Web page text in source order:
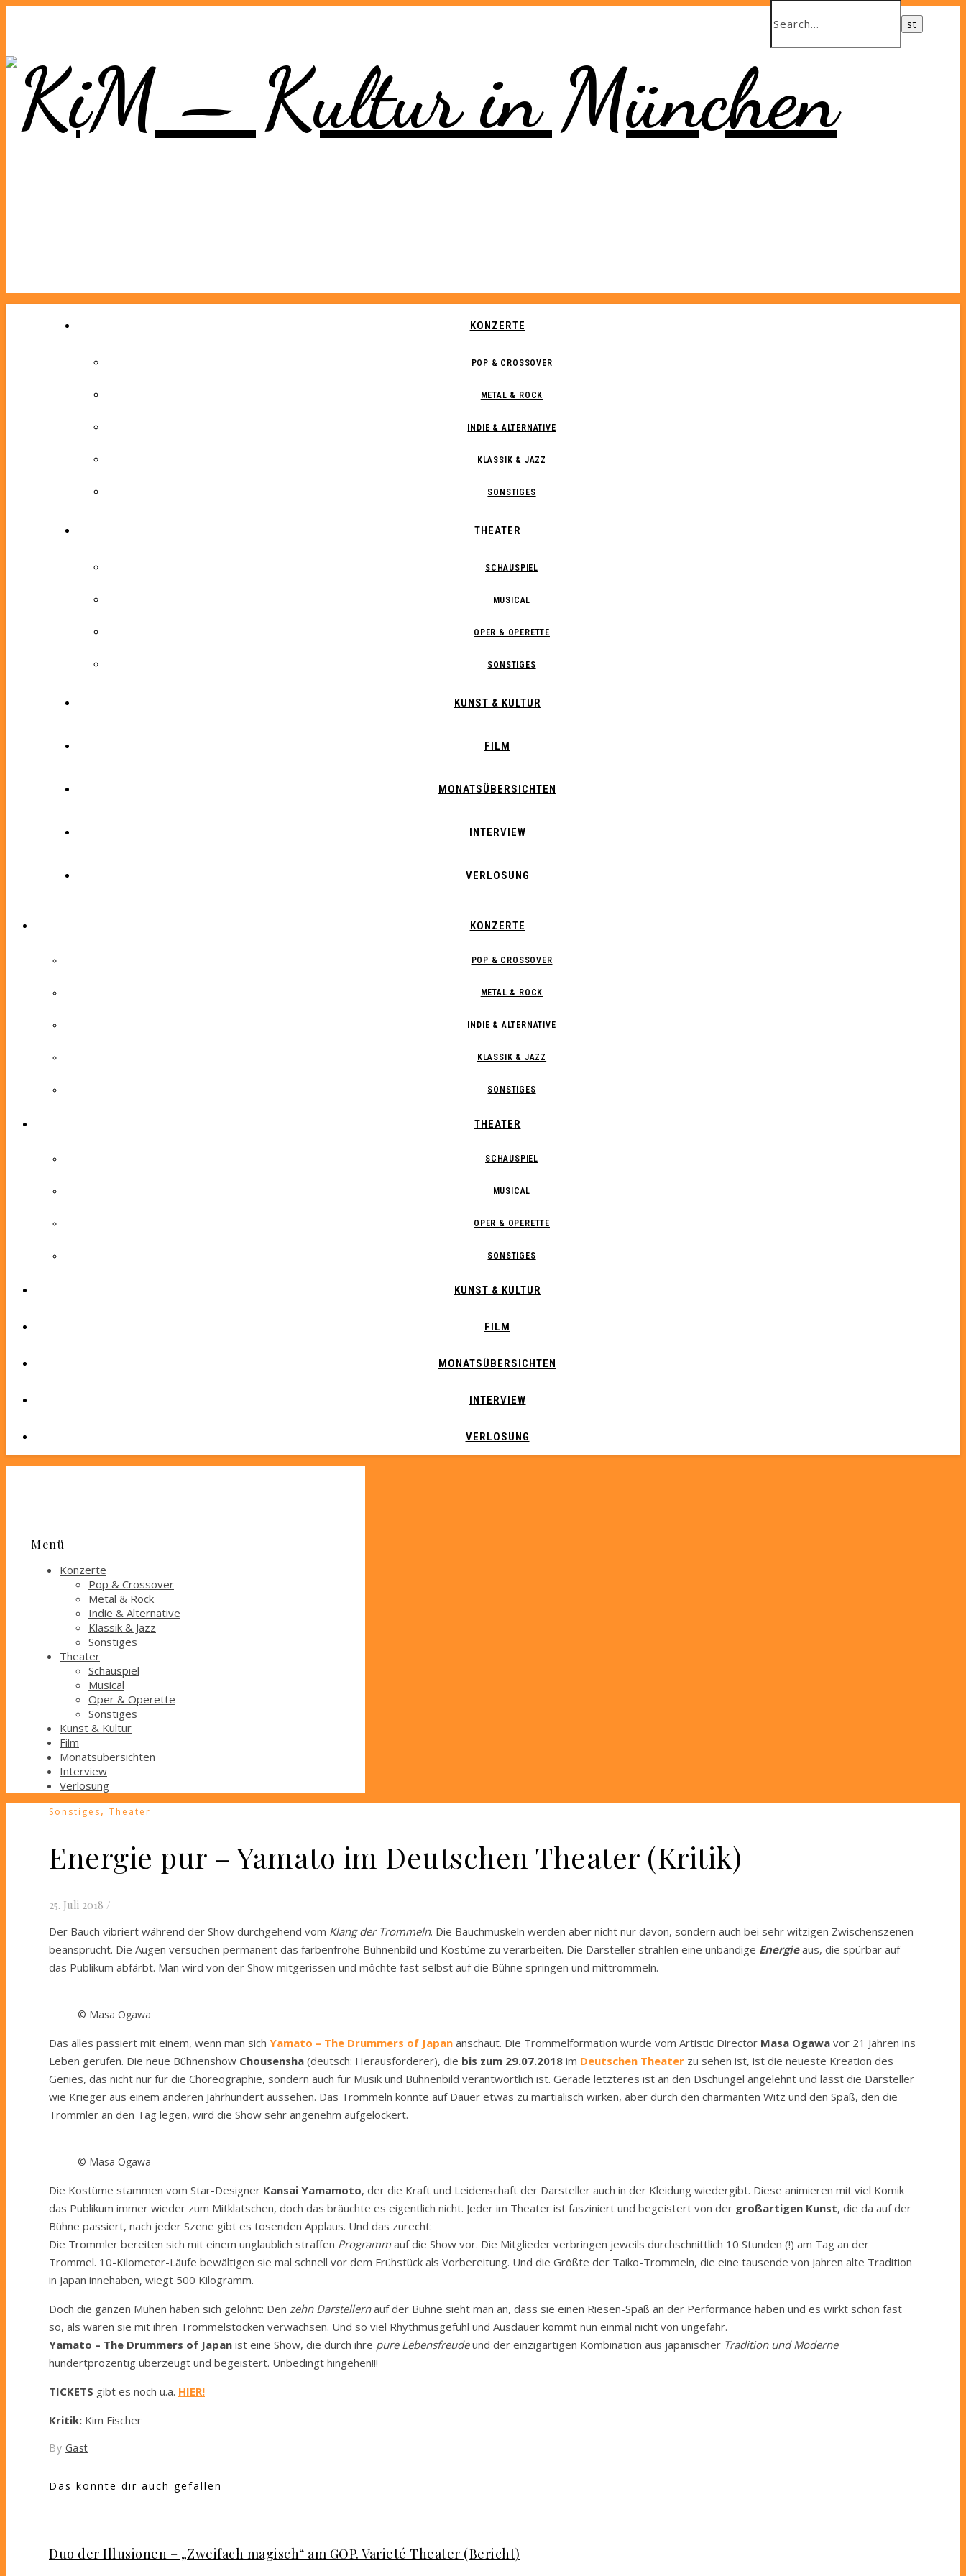
KONZERTE
POP & CROSSOVER
METAL & ROCK
INDIE & ALTERNATIVE
KLASSIK & JAZZ
SONSTIGES
THEATER
SCHAUSPIEL
MUSICAL
OPER & OPERETTE
SONSTIGES
KUNST & KULTUR
FILM
MONATSÜBERSICHTEN
INTERVIEW
VERLOSUNG
KONZERTE
POP & CROSSOVER
METAL & ROCK
INDIE & ALTERNATIVE
KLASSIK & JAZZ
SONSTIGES
THEATER
SCHAUSPIEL
MUSICAL
OPER & OPERETTE
SONSTIGES
KUNST & KULTUR
FILM
MONATSÜBERSICHTEN
INTERVIEW
VERLOSUNG
Menü
Konzerte
Pop & Crossover
Metal & Rock
Indie & Alternative
Klassik & Jazz
Sonstiges
Theater
Schauspiel
Musical
Oper & Operette
Sonstiges
Kunst & Kultur
Film
Monatsübersichten
Interview
Verlosung
Sonstiges, Theater
Energie pur – Yamato im Deutschen Theater (Kritik)
25. Juli 2018 /
Der Bauch vibriert während der Show durchgehend vom Klang der Trommeln. Die Bauchmuskeln werden aber nicht nur davon, sondern auch bei sehr witzigen Zwischenszenen
beansprucht. Die Augen versuchen permanent das farbenfrohe Bühnenbild und Kostüme zu verarbeiten. Die Darsteller strahlen eine unbändige Energieaus, die spürbar auf
das Publikum abfärbt. Man wird von der Show mitgerissen und möchte fast selbst auf die Bühne springen und mittrommeln.
© Masa Ogawa
Das alles passiert mit einem, wenn man sich Yamato – The Drummers of Japan anschaut. Die Trommelformation wurde vom Artistic Director Masa Ogawa vor 21 Jahren ins
Leben gerufen. Die neue Bühnenshow Chousensha (deutsch: Herausforderer), die bis zum 29.07.2018 im Deutschen Theater zu sehen ist, ist die neueste Kreation des
Genies, das nicht nur für die Choreographie, sondern auch für Musik und Bühnenbild verantwortlich ist. Gerade letzteres ist an den Dschungel angelehnt und lässt die Darsteller
wie Krieger aus einem anderen Jahrhundert aussehen. Das Trommeln könnte auf Dauer etwas zu martialisch wirken, aber durch den charmanten Witz und den Spaß, den die
Trommler an den Tag legen, wird die Show sehr angenehm aufgelockert.
© Masa Ogawa
Die Kostüme stammen vom Star-Designer Kansai Yamamoto, der die Kraft und Leidenschaft der Darsteller auch in der Kleidung wiedergibt. Diese animieren mit viel Komik
das Publikum immer wieder zum Mitklatschen, doch das bräuchte es eigentlich nicht. Jeder im Theater ist fasziniert und begeistert von der großartigen Kunst, die da auf der
Bühne passiert, nach jeder Szene gibt es tosenden Applaus. Und das zurecht:
Die Trommler bereiten sich mit einem unglaublich straffen Programm auf die Show vor. Die Mitglieder verbringen jeweils durchschnittlich 10 Stunden (!) am Tag an der
Trommel. 10-Kilometer-Läufe bewältigen sie mal schnell vor dem Frühstück als Vorbereitung. Und die Größte der Taiko-Trommeln, die eine tausende von Jahren alte Tradition
in Japan innehaben, wiegt 500 Kilogramm.
Doch die ganzen Mühen haben sich gelohnt: Den zehn Darstellernauf der Bühne sieht man an, dass sie einen Riesen-Spaß an der Performance haben und es wirkt schon fast
so, als wären sie mit ihren Trommelstöcken verwachsen. Und so viel Rhythmusgefühl und Ausdauer kommt nun einmal nicht von ungefähr.
Yamato – The Drummers of Japan ist eine Show, die durch ihre pure Lebensfreudeund der einzigartigen Kombination aus japanischer Tradition und Moderne
hundertprozentig überzeugt und begeistert. Unbedingt hingehen!!!
TICKETS gibt es noch u.a. HIER!
Kritik: Kim Fischer
By Gast
Das könnte dir auch gefallen
Duo der Illusionen – „Zweifach magisch“ am GOP. Varieté Theater (Bericht)